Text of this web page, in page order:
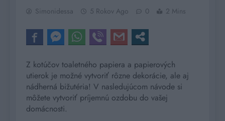
Simonidessa 5 Rokov Ago 0 2 Mins
Z kotúčov toaletného papiera a papierových
utierok je možné vytvoriť rôzne dekorácie, ale aj
nádherná bižutéria! V nasledujúcom návode si
môžete vytvoriť príjemnú ozdobu do vašej
domácnosti.